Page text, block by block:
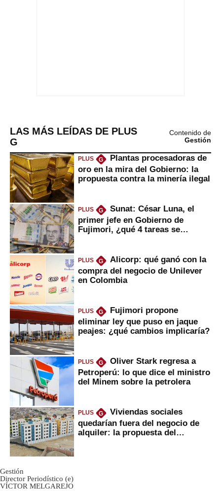
LAS MÁS LEÍDAS DE PLUS
G
Contenido de
Gestión
PLUS G
Plantas procesadoras de
oro en la mira del Gobierno: la
propuesta contra la minería ilegal
PLUS G
Sunat: César Luna, el
primer jefe en Gobierno de
Fujimori, ¿qué 4 tareas se
PLUS G
Alicorp: qué ganó con la
compra del negocio de Unilever
en Colombia
PLUS G
Fujimori propone
eliminar ley que puso en jaque
peajes: ¿qué cambios implicaría?
PLUS G
Oliver Stark regresa a
Petroperú: lo que dice el ministro
del Minem sobre la petrolera
PLUS G
Viviendas sociales
quedarían fuera del negocio de
alquiler: la propuesta del
Gestión
Director Periodístico (e)
VÍCTOR MELGAREJO